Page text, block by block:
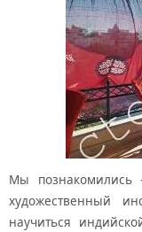
Мы
художественный
научиться